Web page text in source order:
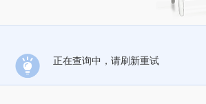
正在查询中，请刷新重试